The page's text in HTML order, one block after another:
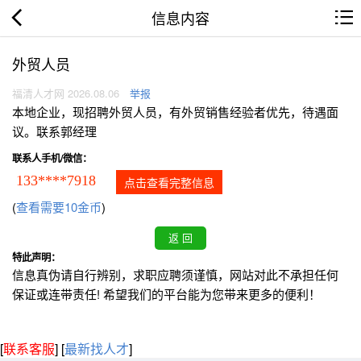
信息内容
外贸人员
福清人才网 2026.08.06 举报
本地企业，现招聘外贸人员，有外贸销售经验者优先，待遇面
议。联系郭经理
联系人手机/微信：
133****7918 点击查看完整信息
(查看需要10金币)
特此声明：
信息真伪请自行辨别，求职应聘须谨慎，网站对此不承担任何
保证或连带责任! 希望我们的平台能为您带来更多的便利！
[联系客服] [最新找人才]